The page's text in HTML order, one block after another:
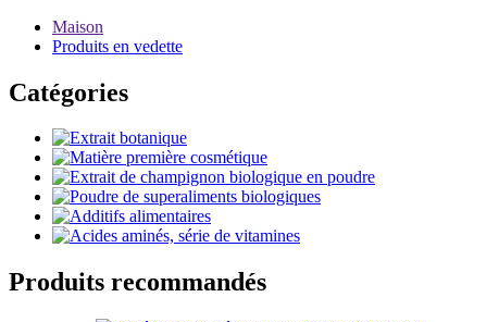
Maison
Produits en vedette
Catégories
Produits recommandés